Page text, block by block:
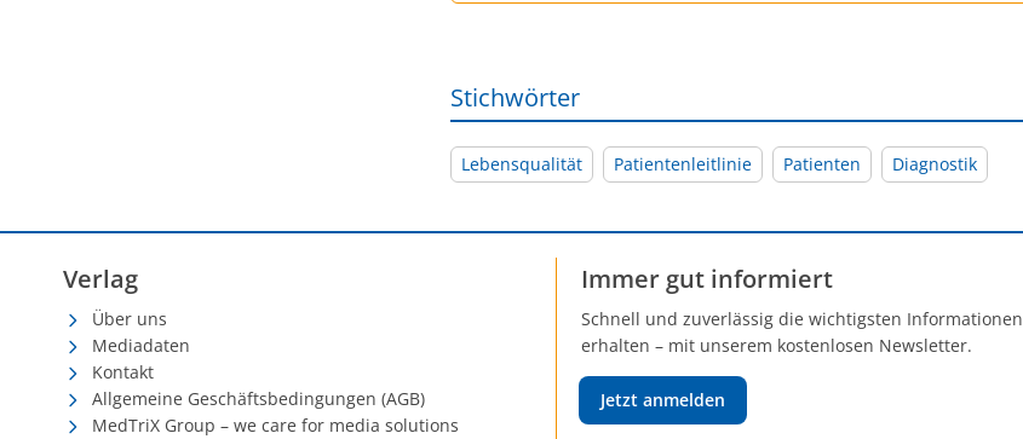
Stichwörter
Lebensqualität Patientenleitlinie Patienten Diagnostik
Verlag
Über uns
Mediadaten
Kontakt
Allgemeine Geschäftsbedingungen (AGB)
MedTriX Group – we care for media solutions
Immer gut informiert
Schnell und zuverlässig die wichtigsten Informationen
erhalten – mit unserem kostenlosen Newsletter.
Jetzt anmelden